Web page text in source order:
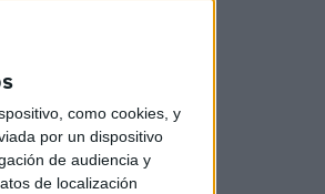
como cookies, y
por un dispositivo
de audiencia y
de localización